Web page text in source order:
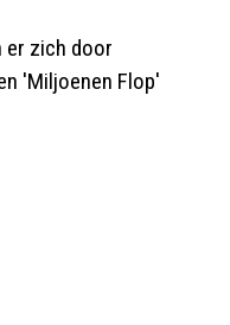
er zich door
'Miljoenen Flop'